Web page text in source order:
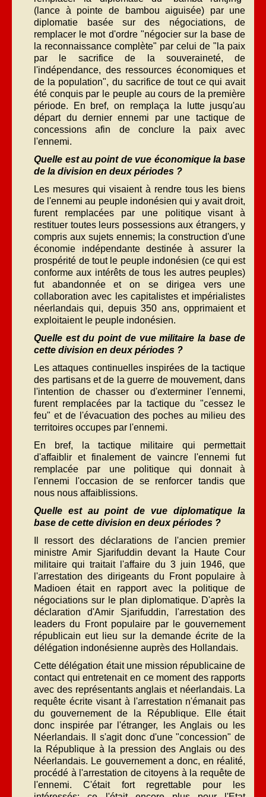
(lance à pointe de bambou aiguisée) par une
diplomatie basée sur des négociations, de
remplacer le mot d'ordre "négocier sur la base de
la reconnaissance complète" par celui de "la paix
par le sacrifice de la souveraineté, de
l'indépendance, des ressources économiques et
de la population", du sacrifice de tout ce qui avait
été conquis par le peuple au cours de la première
période. En bref, on remplaça la lutte jusqu'au
départ du dernier ennemi par une tactique de
concessions afin de conclure la paix avec
l'ennemi.
Quelle est au point de vue économique la base
de la division en deux périodes ?
Les mesures qui visaient à rendre tous les biens
de l'ennemi au peuple indonésien qui y avait droit,
furent remplacées par une politique visant à
restituer toutes leurs possessions aux étrangers, y
compris aux sujets ennemis; la construction d'une
économie indépendante destinée à assurer la
prospérité de tout le peuple indonésien (ce qui est
conforme aux intérêts de tous les autres peuples)
fut abandonnée et on se dirigea vers une
collaboration avec les capitalistes et impérialistes
néerlandais qui, depuis 350 ans, opprimaient et
exploitaient le peuple indonésien.
Quelle est du point de vue militaire la base de
cette division en deux périodes ?
Les attaques continuelles inspirées de la tactique
des partisans et de la guerre de mouvement, dans
l'intention de chasser ou d'exterminer l'ennemi,
furent remplacées par la tactique du "cessez le
feu" et de l'évacuation des poches au milieu des
territoires occupes par l'ennemi.
En bref, la tactique militaire qui permettait
d'affaiblir et finalement de vaincre l'ennemi fut
remplacée par une politique qui donnait à
l'ennemi l'occasion de se renforcer tandis que
nous nous affaiblissions.
Quelle est au point de vue diplomatique la
base de cette division en deux périodes ?
Il ressort des déclarations de l'ancien premier
ministre Amir Sjarifuddin devant la Haute Cour
militaire qui traitait l'affaire du 3 juin 1946, que
l'arrestation des dirigeants du Front populaire à
Madioen était en rapport avec la politique de
négociations sur le plan diplomatique. D'après la
déclaration d'Amir Sjarifuddin, l'arrestation des
leaders du Front populaire par le gouvernement
républicain eut lieu sur la demande écrite de la
délégation indonésienne auprès des Hollandais.
Cette délégation était une mission républicaine de
contact qui entretenait en ce moment des rapports
avec des représentants anglais et néerlandais. La
requête écrite visant à l'arrestation n'émanait pas
du gouvernement de la République. Elle était
donc inspirée par l'étranger, les Anglais ou les
Néerlandais. Il s'agit donc d'une "concession" de
la République à la pression des Anglais ou des
Néerlandais. Le gouvernement a donc, en réalité,
procédé à l'arrestation de citoyens à la requête de
l'ennemi. C'était fort regrettable pour les